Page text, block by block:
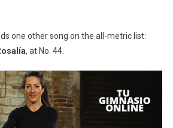
one other song on the all-metric list:
, at No. 44.